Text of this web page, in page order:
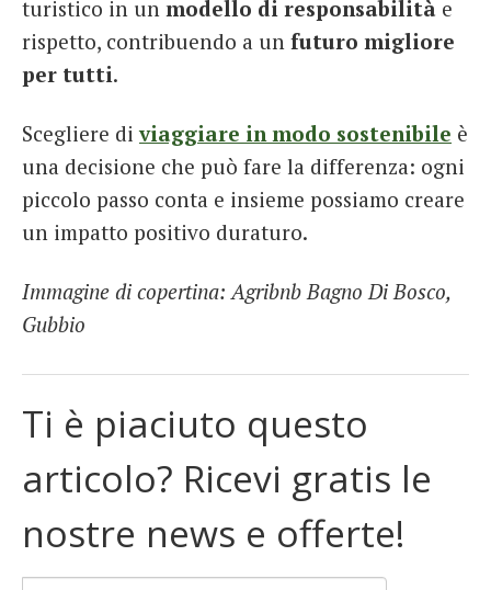
turistico in un modello di responsabilità e
rispetto, contribuendo a un futuro migliore
per tutti.
Scegliere diviaggiare in modo sostenibile è
una decisione che può fare la differenza: ogni
piccolo passo conta e insieme possiamo creare
un impatto positivo duraturo.
Immagine di copertina: Agribnb Bagno Di Bosco,
Gubbio
Ti è piaciuto questo
articolo? Ricevi gratis le
nostre news e offerte!